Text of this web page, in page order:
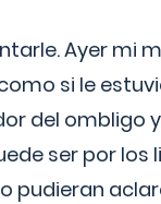
Ayer mi
si le
del ombligo
ser por
pudieran